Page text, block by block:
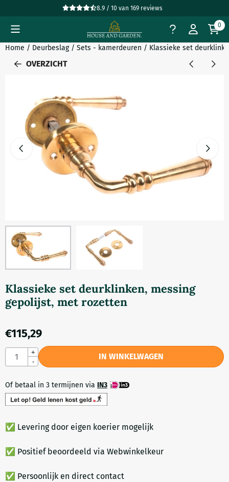
Cookievoorkeuren zijn beschikbaar. Kies instellingen of sta
8.9 / 10 van169 reviews
0
Home / Deurbeslag / Sets - kamerdeuren / Klassieke set
OVERZICHT
Klassieke set deurklinken, messing
gepolijst, met rozetten
€115,29
Aantal
+
-
IN WINKELWAGEN
Of betaal in 3 termijnen via IN3
✅ Levering door eigen koerier mogelijk
✅ Positief beoordeeld via Webwinkelkeur
✅ Persoonlijk en direct contact